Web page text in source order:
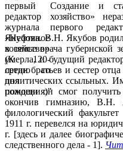
Создание и
хозяйство»
первого
Якубова. В.Н. Якубов
в семье врача губернской
умерла, и будущий
среди братьев и сестер
политических ссыльных.
помощи он смог
окончив гимназию, В.Н.
филологический
1911 г. перевелся на
г. [здесь и далее
следственного дела - 1].